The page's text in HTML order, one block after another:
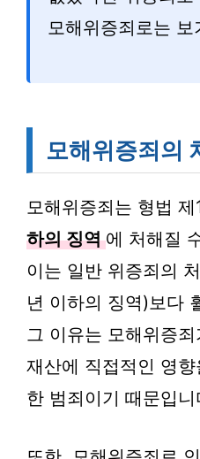
모해위증죄로는 보
모해위증죄의
모해위증죄는 형법
하의 징역 에 처해질
이는 일반 위증죄의
년 이하의 징역)보다
그 이유는 모해위증
재산에 직접적인 영
한 범죄이기 때문입니